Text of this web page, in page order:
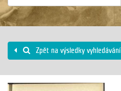
Zpět na výsledky vyhledávání